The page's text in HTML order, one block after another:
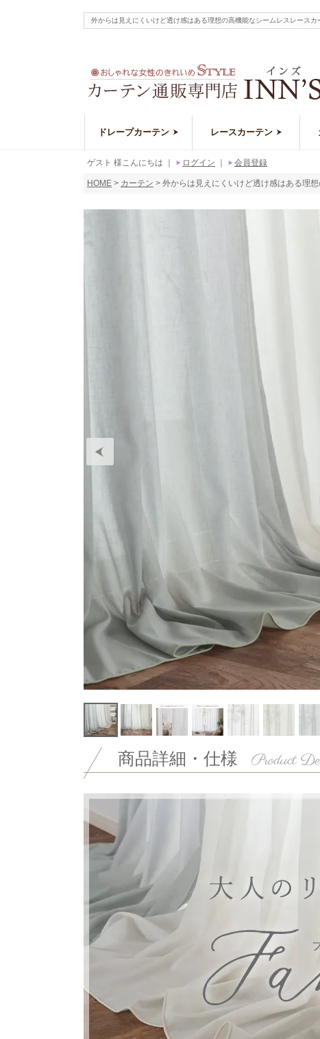
外からは見えにくいけど透け感はある理想の高機能なシームレスレース
ドレープカーテン レースカーテン
ゲスト 様こんにちは ログイン 会員登録
HOME カーテン 外からは見えにくいけど透け感はある理
商品詳細・仕様